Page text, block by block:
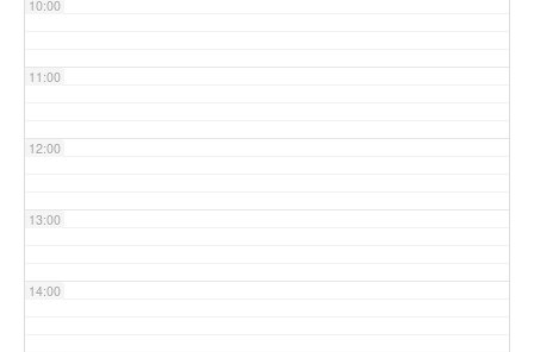
10:00
11:00
12:00
13:00
14:00